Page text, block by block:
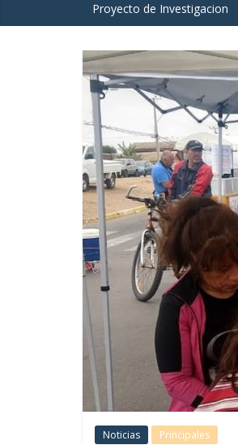
Proyecto de Investigacion
Noticias Principales